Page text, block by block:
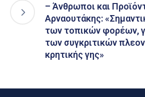
– Άνθρωποι και
Αρναουτάκης:
των τοπικών φορέων,
των συγκριτικών
κρητικής γης»